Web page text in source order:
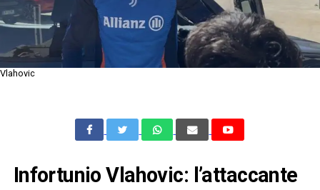
Vlahovic
Infortunio Vlahovic: l’attaccante